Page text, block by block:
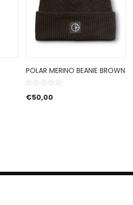
POLAR MERINO BEANIE BROWN
€50,00